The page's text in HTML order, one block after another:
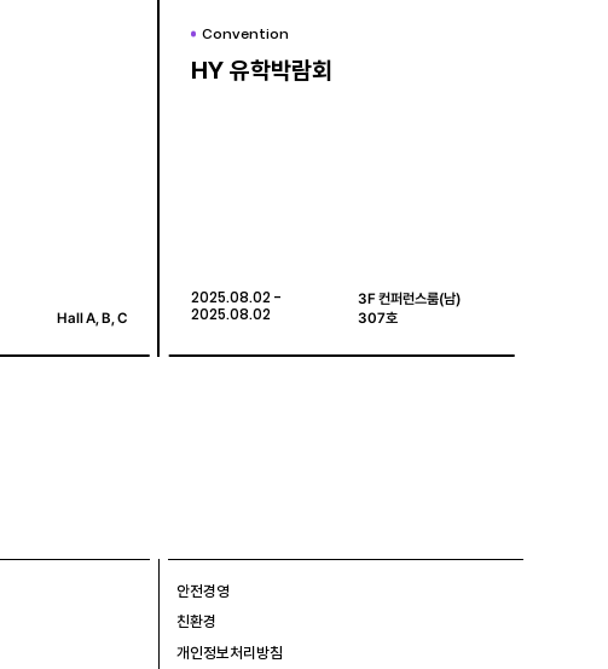
Hall A, B, C
Hall A, B, C
Convention
HY 유학박람회
2025.08.02 -
2025.08.02
3F 컨퍼런스룸(남)
307호
Convention
HY 유학박람회
2025.08.02 -
2025.08.02
3F 컨퍼런스룸(남)
307호
안전경영
친환경
개인정보처리방침